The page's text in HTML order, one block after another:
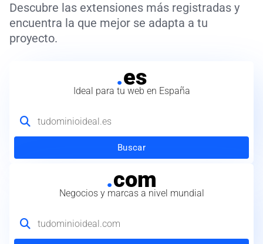
Descubre las extensiones más registradas y
encuentra la que mejor se adapta a tu
proyecto.
.es
Ideal para tu web en España
Buscar
.com
Negocios y marcas a nivel mundial